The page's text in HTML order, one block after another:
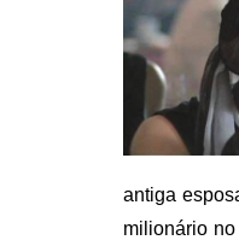
antiga
milionário no